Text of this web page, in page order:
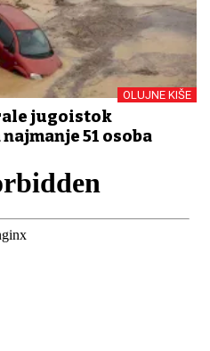
OLUJNE KIŠE
jugoistok
51 osoba